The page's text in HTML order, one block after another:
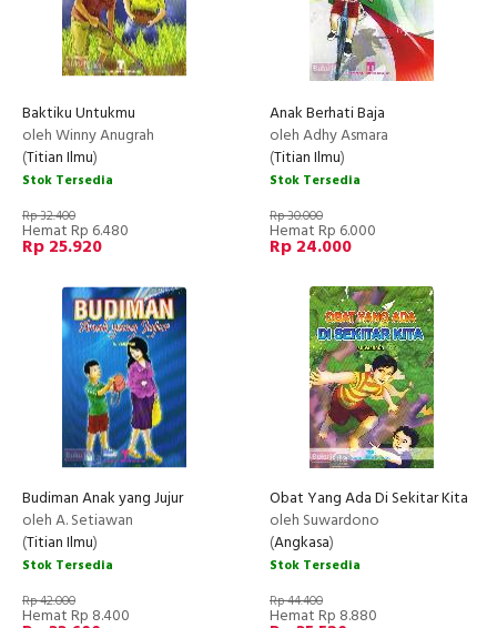
Baktiku Untukmu
oleh Winny Anugrah
(Titian Ilmu)
Stok Tersedia
Rp 32.400
Hemat Rp 6.480
Rp 25.920
Anak Berhati Baja
oleh Adhy Asmara
(Titian Ilmu)
Stok Tersedia
Rp 30.000
Hemat Rp 6.000
Rp 24.000
Budiman Anak yang Jujur
oleh A. Setiawan
(Titian Ilmu)
Stok Tersedia
Rp 42.000
Hemat Rp 8.400
Obat Yang Ada Di Sekitar Kita
oleh Suwardono
(Angkasa)
Stok Tersedia
Rp 44.400
Hemat Rp 8.880